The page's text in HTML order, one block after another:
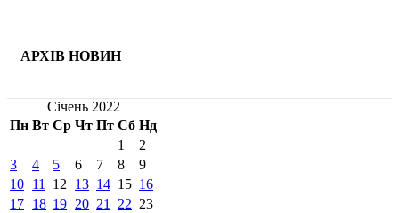
АРХІВ НОВИН
Січень 2022
Пн Вт Ср Чт Пт Сб Нд
1
2
3
4 5 6 7 8
9
10 11 12 13 14 15 16
17 18 19 20 21 22 23